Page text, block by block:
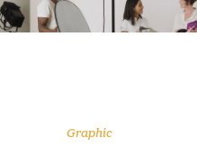
Graphic